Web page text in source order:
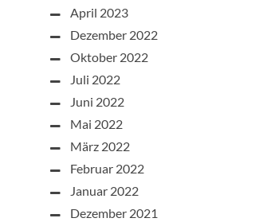
April 2023
Dezember 2022
Oktober 2022
Juli 2022
Juni 2022
Mai 2022
März 2022
Februar 2022
Januar 2022
Dezember 2021